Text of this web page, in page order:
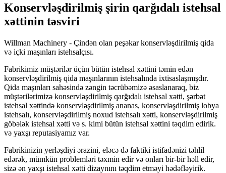
Konservləşdirilmiş şirin qarğıdalı istehsal
xəttinin təsviri
Willman Machinery - Çindən olan peşəkar konservləşdirilmiş qida
və içki maşınları istehsalçısı.
Fabrikimiz müştərilər üçün bütün istehsal xəttini təmin edən
konservləşdirilmiş qida maşınlarının istehsalında ixtisaslaşmışdır.
Qida maşınları sahəsində zəngin təcrübəmizə əsaslanaraq, biz
müştərilərimizə konservləşdirilmiş qarğıdalı istehsal xətti, şərbət
istehsal xəttində konservləşdirilmiş ananas, konservləşdirilmiş lobya
istehsalı, konservləşdirilmiş noxud istehsalı xətti, konservləşdirilmiş
göbələk istehsal xətti və s. kimi bütün istehsal xəttini təqdim edirik.
və yaxşı reputasiyamız var.
Fabrikinizin yerləşdiyi ərazini, eləcə də faktiki istifadənizi təhlil
edərək, mümkün problemləri təxmin edir və onları bir-bir həll edir,
sizə ən yaxşı istehsal xətti dizaynını təqdim etməyi hədəfləyirik.